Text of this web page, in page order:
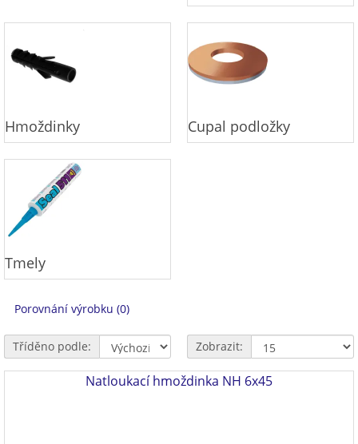
Hmoždinky Cupal podložky
Tmely
Porovnání výrobku (0)
Tříděno podle: Zobrazit:
Natloukací hmoždinka NH 6x45